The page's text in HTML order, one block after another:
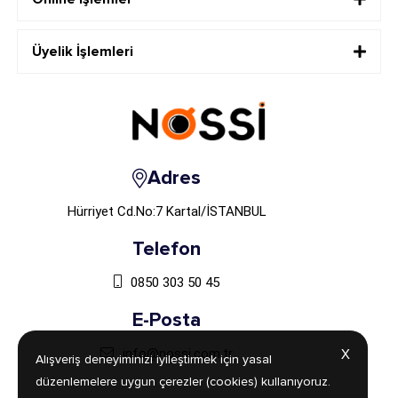
X
Alışveriş deneyiminizi iyileştirmek için yasal
düzenlemelere uygun çerezler (cookies) kullanıyoruz.
Üyelik İşlemleri
Adres
Hürriyet Cd.No:7 Kartal/İSTANBUL
Telefon
0850 303 50 45
E-Posta
info@nossi.com.tr X
Alışveriş deneyiminizi iyileştirmek için yasal
düzenlemelere uygun çerezler (cookies) kullanıyoruz.